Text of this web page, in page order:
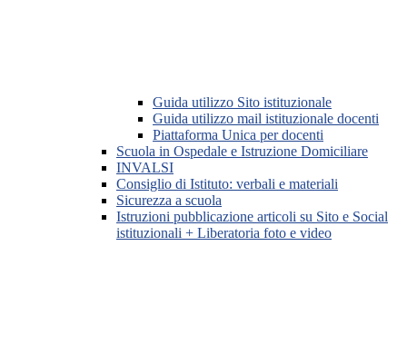
Guida utilizzo Sito istituzionale
Guida utilizzo mail istituzionale docenti
Piattaforma Unica per docenti
Scuola in Ospedale e Istruzione Domiciliare
INVALSI
Consiglio di Istituto: verbali e materiali
Sicurezza a scuola
Istruzioni pubblicazione articoli su Sito e Social
istituzionali + Liberatoria foto e video